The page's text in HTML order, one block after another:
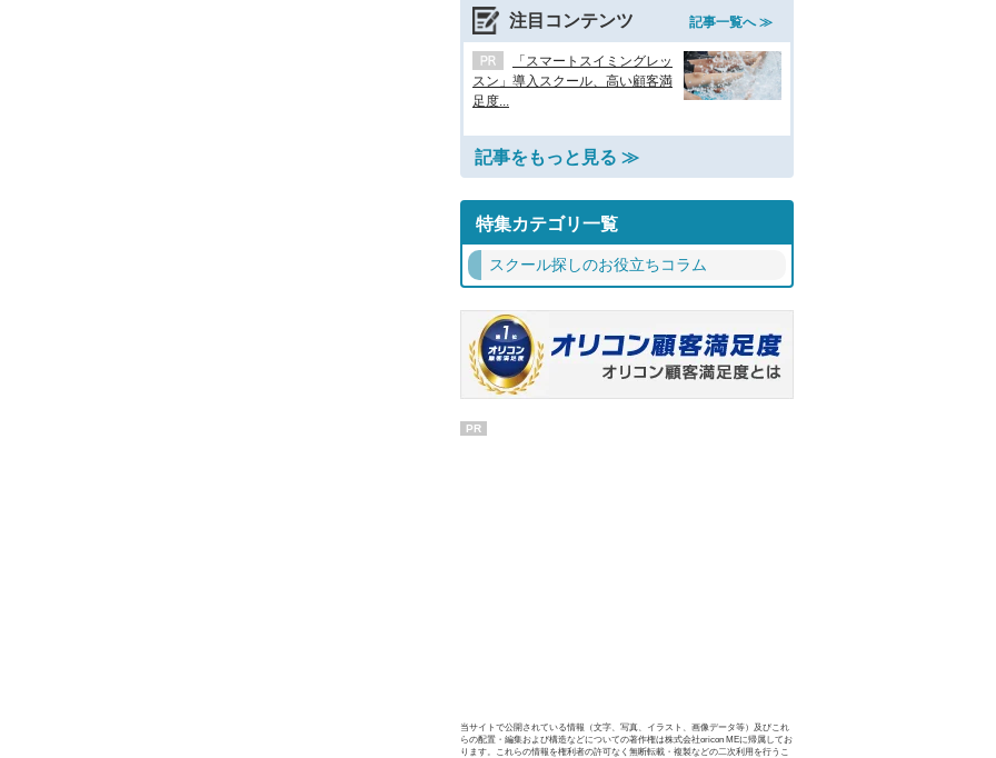
注目コンテンツ 記事一覧へ ≫
「スマートスイミングレッ
スン」導入スクール、高い顧客満
足度...
記事をもっと見る ≫
特集カテゴリ一覧
スクール探しのお役立ちコラム
PR
当サイトで公開されている情報（文字、写真、イラスト、画像データ等）及びこれ
らの配置・編集および構造などについての著作権は株式会社oricon MEに帰属してお
ります。これらの情報を権利者の許可なく無断転載・複製などの二次利用を行うこ